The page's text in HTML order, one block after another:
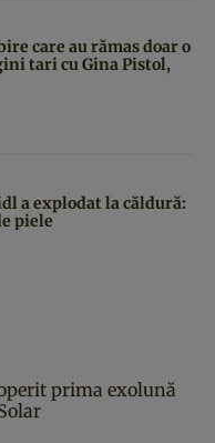
care au rămas doar o
tari cu Gina Pistol,
a explodat la căldură:
piele
prima exolună